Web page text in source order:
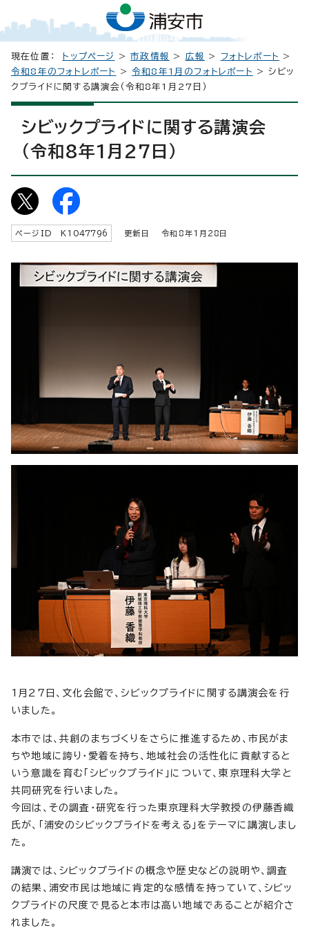
現在位置： トップページ >市政情報 > 広報 > フォトレポート
>
令和8年のフォトレポート
>令和8年1月のフォトレポート
> シビッ
クプライドに関する講演会（令和8年1月27日）
シビックプライドに関する講演会
（令和8年1月27日）
ページID K 1047796 更新日 令和8年1月 28 日
1月27日、文化会館で、シビックプライドに関する講演会を行
いました。
本市では、共創のまちづくりをさらに推進するため、市民がま
ちや地域に誇り・愛着を持ち、地域社会の活性化に貢献すると
いう意識を育む「シビックプライド」について、東京理科大学と
共同研究を行いました。
今回は、その調査・研究を行った東京理科大学教授の伊藤香織
氏が、「浦安のシビックプライドを考える」をテーマに講演しまし
た。
講演では、シビックプライドの概念や歴史などの説明や、調査
の結果、浦安市民は地域に肯定的な感情を持っていて、シビッ
クプライドの尺度で見ると本市は高い地域であることが紹介さ
れました。